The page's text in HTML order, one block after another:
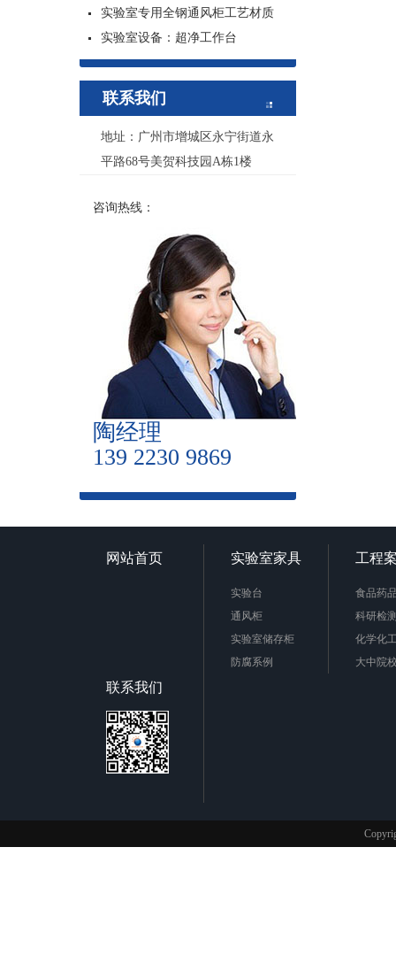
实验室专用全钢通风柜工艺材质
实验室设备：超净工作台
联系我们
地址：广州市增城区永宁街道永
平路68号美贺科技园A栋1楼
咨询热线：
陶经理
139 2230 9869
网站首页 实验室家具
实验台
通风柜
实验室储存柜
防腐系例
工程
食品药
科研检
化学化
大中院
联系我们